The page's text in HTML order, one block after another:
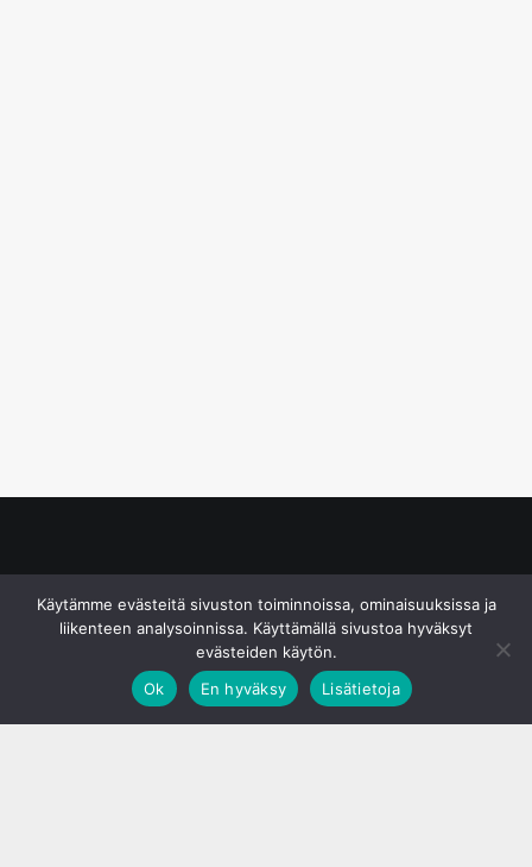
Käytämme evästeitä sivuston toiminnoissa, ominaisuuksissa ja
liikenteen analysoinnissa. Käyttämällä sivustoa hyväksyt
evästeiden käytön.
Ok
En hyväksy Lisätietoja